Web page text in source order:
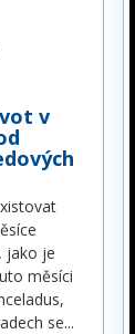
v
jako je
měsíci
se...